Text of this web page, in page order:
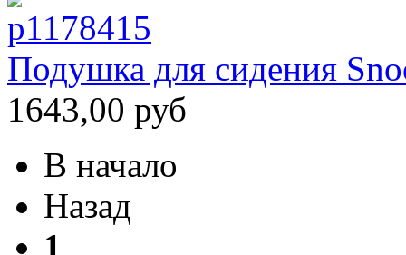
Подушка для сидения
1643,00 руб
В начало
Назад
1